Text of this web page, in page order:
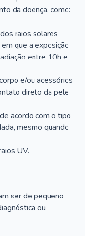
da doença, como:
raios solares
que a exposição
entre 10h e
e/ou acessórios
direto da pele
acordo com o tipo
mesmo quando
UV.
ser de pequeno
ou